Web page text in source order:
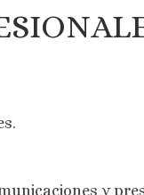
y